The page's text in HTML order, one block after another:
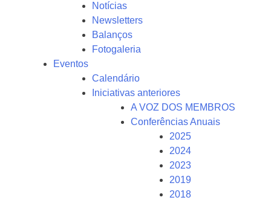
Notícias
Newsletters
Balanços
Fotogaleria
Eventos
Calendário
Iniciativas anteriores
A VOZ DOS MEMBROS
Conferências Anuais
2025
2024
2023
2019
2018